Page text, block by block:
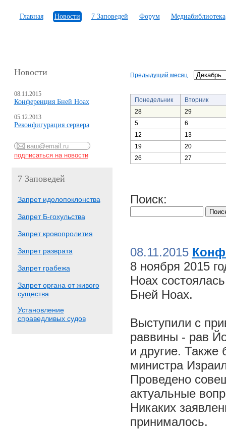
Главная Новости 7 Заповедей Форум Медиабиблиотека
Новости
08.11.2015
Конференция Бней Ноах
05.12.2013
Реконфигурация сервера
7 Заповедей
Запрет идолопоклонства
Запрет Б-гохульства
Запрет кровопролития
Запрет разврата
Запрет грабежа
Запрет органа от живого
существа
Установление
справедливых судов
Предыдущий месяц
Понедельник
Вторник
28
29
5
6
12
13
19
20
26
27
Поиск:
08.11.2015
8 ноября 2015
Ноах
Бней Ноах.
Выступили с
раввины - рав
и другие. Также
министра
Проведено
актуальные
Никаких
принималось.